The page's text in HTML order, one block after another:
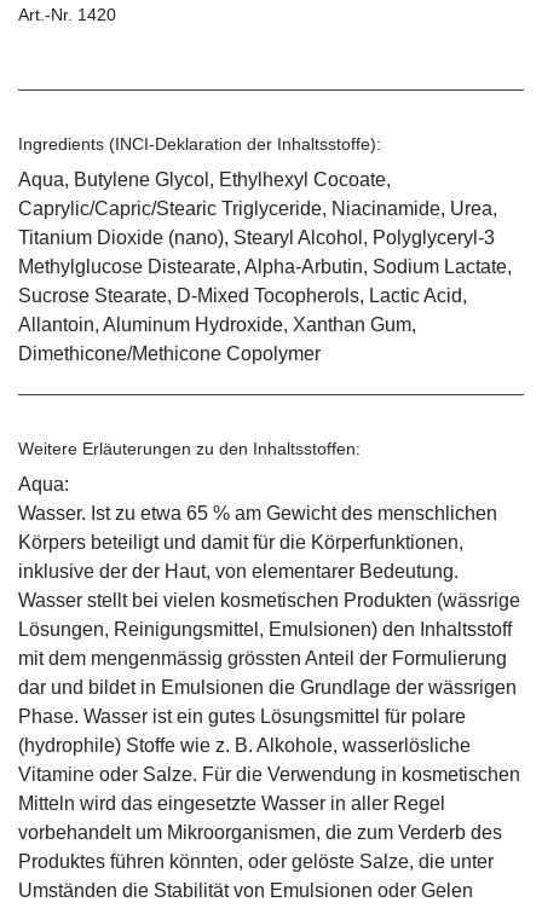
Art.-Nr. 1420
Ingredients (INCI-Deklaration der Inhaltsstoffe):
Aqua, Butylene Glycol, Ethylhexyl Cocoate,
Caprylic/Capric/Stearic Triglyceride, Niacinamide, Urea,
Titanium Dioxide (nano), Stearyl Alcohol, Polyglyceryl-3
Methylglucose Distearate, Alpha-Arbutin, Sodium Lactate,
Sucrose Stearate, D-Mixed Tocopherols, Lactic Acid,
Allantoin, Aluminum Hydroxide, Xanthan Gum,
Dimethicone/Methicone Copolymer
Weitere Erläuterungen zu den Inhaltsstoffen:
Aqua:
Wasser. Ist zu etwa 65 % am Gewicht des menschlichen
Körpers beteiligt und damit für die Körperfunktionen,
inklusive der der Haut, von elementarer Bedeutung.
Wasser stellt bei vielen kosmetischen Produkten (wässrige
Lösungen, Reinigungsmittel, Emulsionen) den Inhaltsstoff
mit dem mengenmässig grössten Anteil der Formulierung
dar und bildet in Emulsionen die Grundlage der wässrigen
Phase. Wasser ist ein gutes Lösungsmittel für polare
(hydrophile) Stoffe wie z. B. Alkohole, wasserlösliche
Vitamine oder Salze. Für die Verwendung in kosmetischen
Mitteln wird das eingesetzte Wasser in aller Regel
vorbehandelt um Mikroorganismen, die zum Verderb des
Produktes führen könnten, oder gelöste Salze, die unter
Umständen die Stabilität von Emulsionen oder Gelen